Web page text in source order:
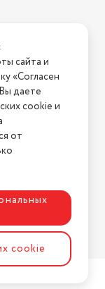
нам
есть всё!
сайта и
«Согласен
даете
cookie и
от
cookie